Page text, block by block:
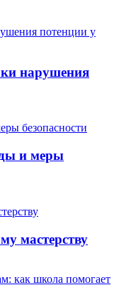
нарушения
и меры
мастерству